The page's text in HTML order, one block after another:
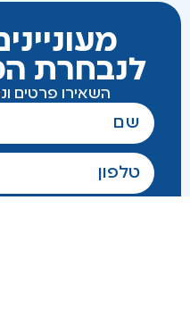
לנבחרת
השאירו פרטים